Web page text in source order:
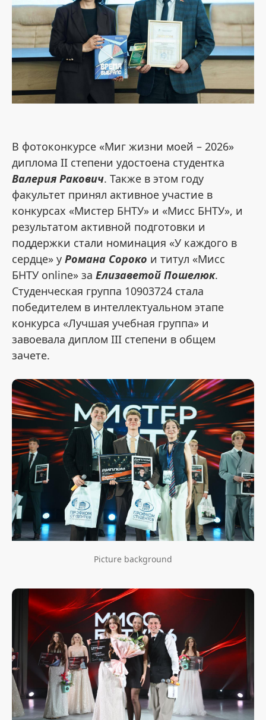
В фотоконкурсе «Миг жизни моей – 2026»
диплома II степени удостоена студентка
Валерия Ракович. Также в этом году
факультет принял активное участие в
конкурсах «Мистер БНТУ» и «Мисс БНТУ», и
результатом активной подготовки и
поддержки стали номинация «У каждого в
сердце» у Романа Сороко и титул «Мисс
БНТУ online» за Елизаветой Пошелюк.
Студенческая группа 10903724 стала
победителем в интеллектуальном этапе
конкурса «Лучшая учебная группа» и
завоевала диплом III степени в общем
зачете.
Picture background